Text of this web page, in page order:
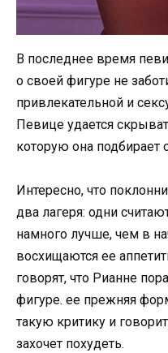
В последнее время
о своей фигуре не
привлекательной и
Певице удается
которую она подбирает
Интересно, что
два лагеря: одни
намного лучше, чем в
восхищаются ее
говорят, что Рианне
фигуре. ее прежняя
такую ​​критику и
захочет похудеть.